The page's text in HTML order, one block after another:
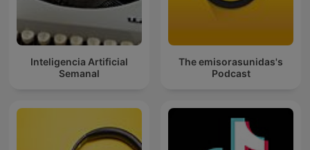
Inteligencia Artificial
Semanal
The emisorasunidas's
Podcast